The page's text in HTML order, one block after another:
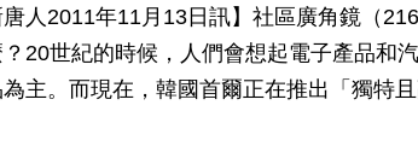
唐人2011年11月13日訊】社區廣角鏡（
20世紀的時候，人們會想起電子產品和
主。而現在，韓國首爾正在推出「獨特